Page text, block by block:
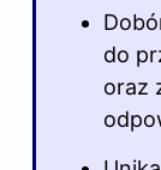
do
oraz